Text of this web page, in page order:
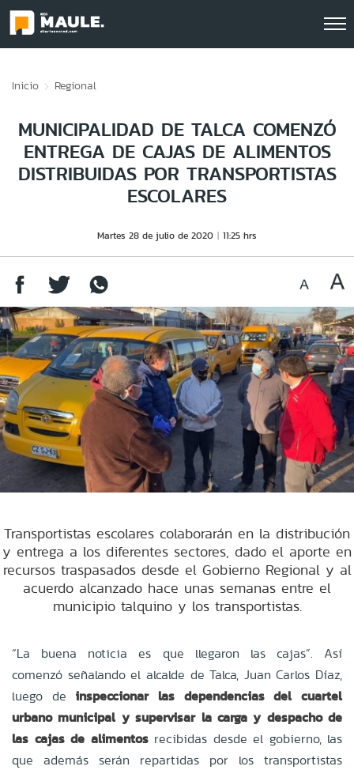
Inicio Regional
MUNICIPALIDAD DE TALCA COMENZÓ
ENTREGA DE CAJAS DE ALIMENTOS
DISTRIBUIDAS POR TRANSPORTISTAS
ESCOLARES
Martes 28 de julio de 2020 11:25 hrs
Transportistas escolares colaborarán en la distribución
y entrega a los diferentes sectores, dado el aporte en
recursos traspasados desde el Gobierno Regional y al
acuerdo alcanzado hace unas semanas entre el
municipio talquino y los transportistas.
“La buena noticia es que llegaron las cajas”. Así
comenzó señalando el alcalde de Talca, Juan Carlos Díaz,
luego de inspeccionar las dependencias del cuartel
urbano municipal y supervisar la carga y despacho de
las cajas de alimentosrecibidas desde el gobierno, las
que además serán repartidas por los transportistas